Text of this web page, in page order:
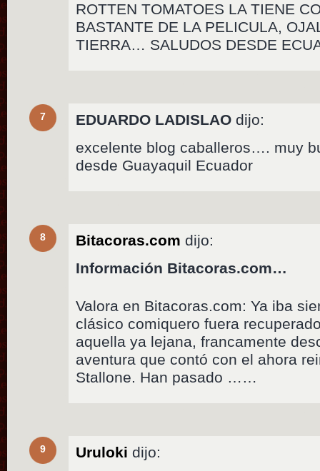
ROTTEN TOMATOES LA TIENE
BASTANTE DE LA PELICULA,
TIERRA… SALUDOS DESDE
7 EDUARDO LADISLAO dijo:
excelente blog caballeros…. muy
desde Guayaquil Ecuador
8 Bitacoras.com dijo:
Información Bitacoras.com…
Valora en Bitacoras.com: Ya iba
clásico comiquero fuera
aquella ya lejana, francamente
aventura que contó con el ahora
Stallone. Han pasado ……
9 Uruloki dijo: